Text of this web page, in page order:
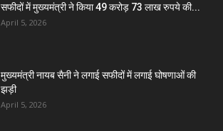
सफीदों में मुख्यमंत्री ने किया 49 करोड़ 73 लाख रुपये की...
April 5, 2026
मुख्यमंत्री नायब सैनी ने लगाई सफीदों में लगाई घोषणाओं की
झड़ी
April 5, 2026